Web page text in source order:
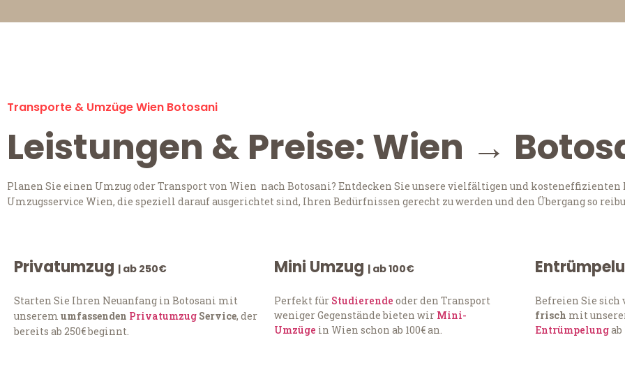
Transporte & Umzüge Wien Botosani
Leistungen & Preise: Wien →
Planen Sie einen Umzug oder Transport von Wien nach Botosani? Entdecken Sie unsere vielfältigen und kosteneffizienten
Umzugsservice Wien, die speziell darauf ausgerichtet sind, Ihren Bedürfnissen gerecht zu werden und den Übergang so
Privatumzug | ab 250€
Starten Sie Ihren Neuanfang in Botosani mit
unserem umfassenden Privatumzug Service, der
bereits ab 250€ beginnt.
Mini Umzug | ab 100€
Perfekt für Studierende oder den Transport
weniger Gegenstände bieten wir Mini-
Umzüge in Wien schon ab 100€ an.
Befreien Sie sich
frisch mit
Entrümpelungab